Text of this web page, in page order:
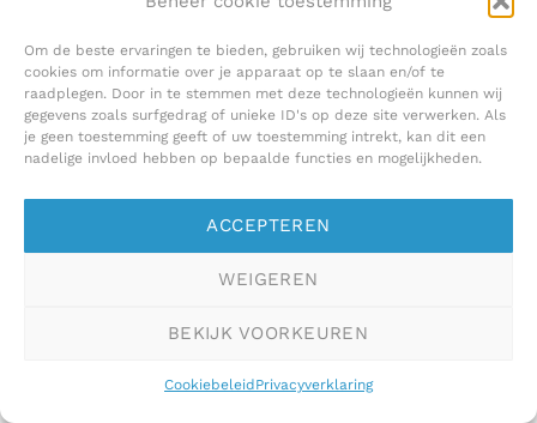
Om de beste ervaringen te bieden, gebruiken wij technologieën zoals
cookies om informatie over je apparaat op te slaan en/of te
raadplegen. Door in te stemmen met deze technologieën kunnen wij
gegevens zoals surfgedrag of unieke ID's op deze site verwerken. Als
je geen toestemming geeft of uw toestemming intrekt, kan dit een
nadelige invloed hebben op bepaalde functies en mogelijkheden.
ACCEPTEREN
WEIGEREN
BEKIJK VOORKEUREN
CookiebeleidPrivacyverklaring
Hobby Gift Create – Presse-papier
Floral woodblock
8,75